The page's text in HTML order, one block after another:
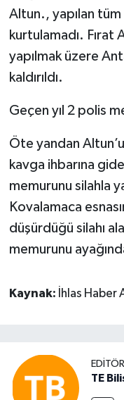
Altun., yapılan
kurtulamadı. Fırat
yapılmak üzere
kaldırıldı.
Geçen yıl 2 polis
Öte yandan
kavga ihbarına
memurunu silahla
Kovalamaca
düşürdüğü silahı
memurunu
Kaynak: İhlas Haber
TE